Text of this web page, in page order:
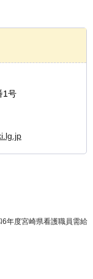
1号
6年度宮崎県看護職員需給